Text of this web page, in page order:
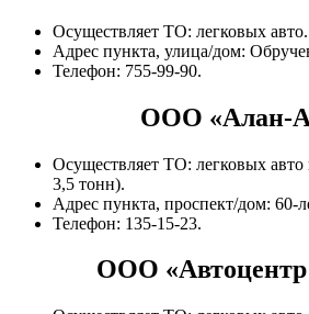
Осуществляет ТО: легковых авто.
Адрес пункта, улица/дом:
Телефон: 755-99-90.
ООО «Алан-
Осуществляет ТО: легковых авто
3,5 тонн).
Адрес пункта, проспект/дом: 60-
Телефон: 135-15-23.
ООО